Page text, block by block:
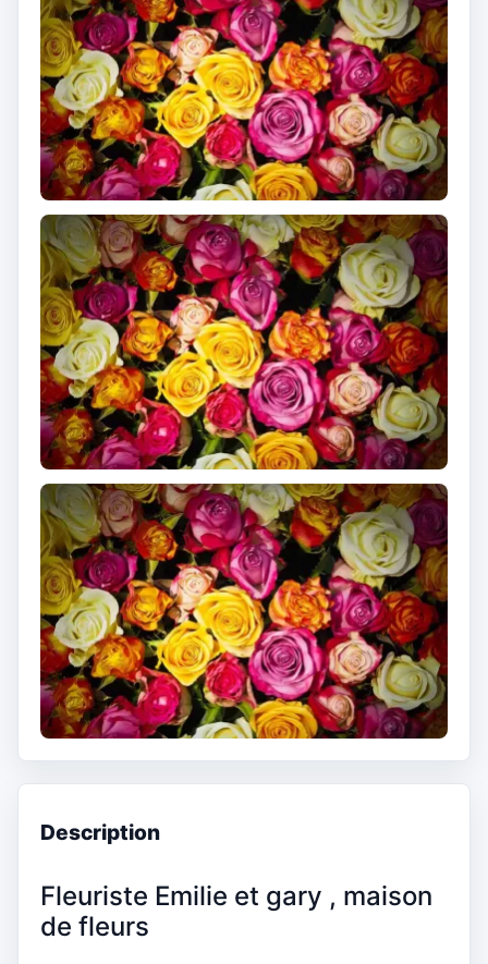
Description
Fleuriste Emilie et gary , maison
de fleurs